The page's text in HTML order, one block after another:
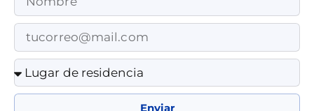
Enviar